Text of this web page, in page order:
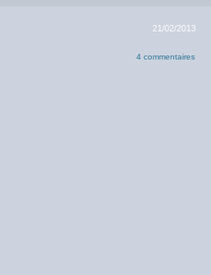
21/02/2013
4 commentaires